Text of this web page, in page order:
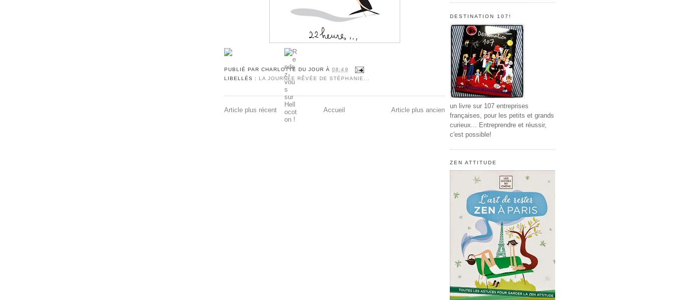
PUBLIÉ PARCHARLOTTE DU JOUR À08:49
LIBELLÉS : LA JOURNÉE RÊVÉE DE STÉPHANIE...
Article plus récent Article plus ancien
Accueil
DESTINATION 107!
un livre sur 107 entreprises
françaises, pour les petits et grands
curieux... Entreprendre et réussir,
c'est possible!
ZEN ATTITUDE